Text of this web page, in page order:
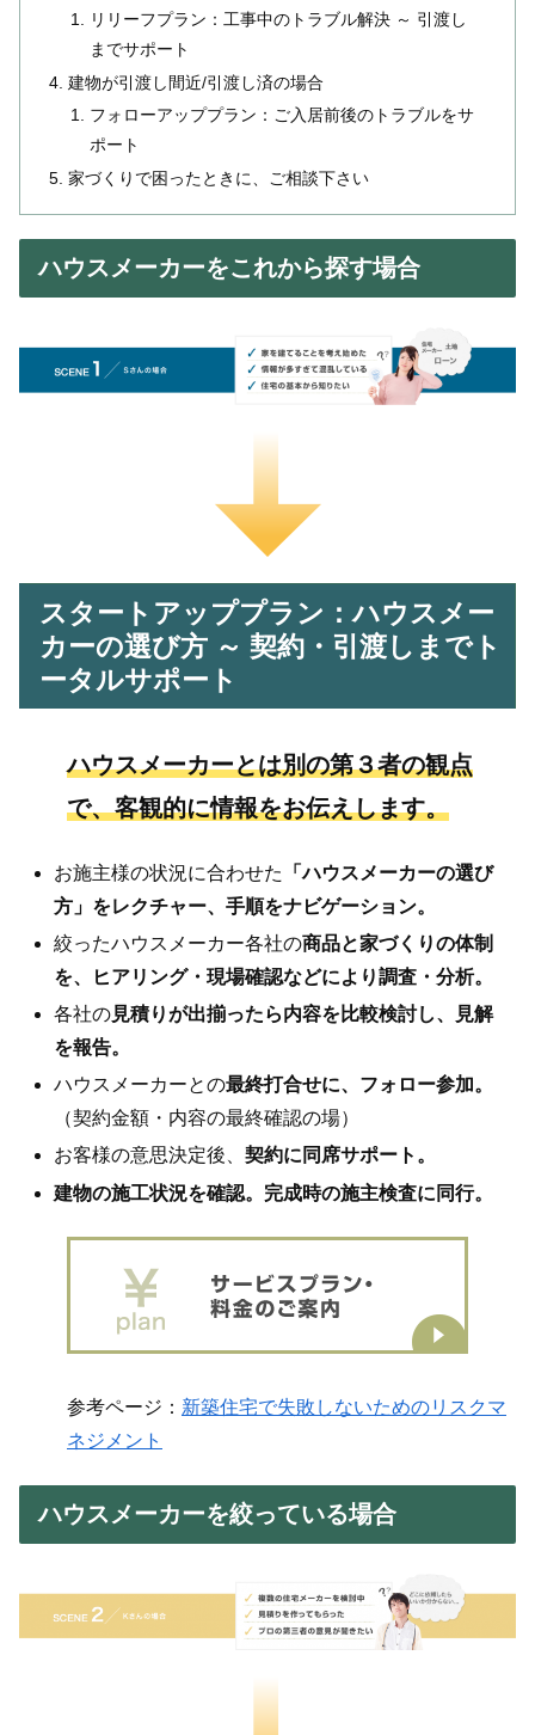
リリーフプラン：工事中のトラブル解決 ～ 引渡し
までサポート
建物が引渡し間近/引渡し済の場合
フォローアッププラン：ご入居前後のトラブルをサ
ポート
家づくりで困ったときに、ご相談下さい
ハウスメーカーをこれから探す場合
スタートアッププラン：ハウスメー
カーの選び方 ～ 契約・引渡しまでト
ータルサポート
ハウスメーカーとは別の第３者の観点
で、客観的に情報をお伝えします。
お施主様の状況に合わせた
「ハウスメーカーの選び
方 」をレクチャー、手順をナビゲーション。
絞ったハウスメーカー各社の商品と家づくりの体制
を、ヒアリング・現場確認などにより調査・分析。
各社の見積りが出揃ったら内容を比較検討し、見解
を報告。
ハウスメーカーとの最終打合せに、フォロー参加。
（契約金額・内容の最終確認の場）
お客様の意思決定後、契約に同席サポート。
建物の施工状況を確認。完成時の施主検査に同行。
参考ページ： 新築住宅で失敗しないためのリスクマ
ネジメント
ハウスメーカーを絞っている場合